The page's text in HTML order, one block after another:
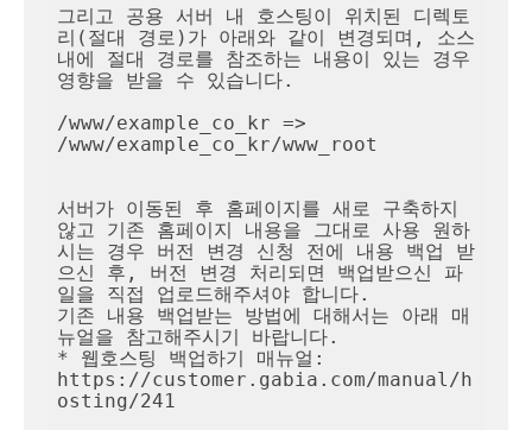
그리고 공용 서버 내 호스팅이 위치된 디렉토
리(절대 경로)가 아래와 같이 변경되며, 소스
내에 절대 경로를 참조하는 내용이 있는 경우
영향을 받을 수 있습니다.
/www/example_co_kr =>
/www/example_co_kr/www_root
서버가 이동된 후 홈페이지를 새로 구축하지
않고 기존 홈페이지 내용을 그대로 사용 원하
시는 경우 버전 변경 신청 전에 내용 백업 받
으신 후, 버전 변경 처리되면 백업받으신 파
일을 직접 업로드해주셔야 합니다.
기존 내용 백업받는 방법에 대해서는 아래 매
뉴얼을 참고해주시기 바랍니다.
* 웹호스팅 백업하기 매뉴얼:
https://customer.gabia.com/manual/h
osting/241